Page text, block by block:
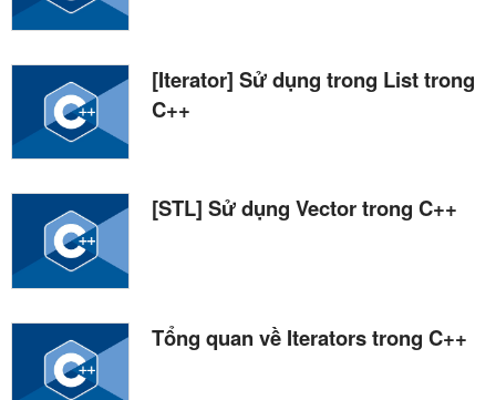
[Iterator] Sử dụng trong List trong
C++
[STL] Sử dụng Vector trong C++
Tổng quan về Iterators trong C++